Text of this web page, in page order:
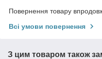
Повернення товару
Всі умови повернення
З цим товаром також